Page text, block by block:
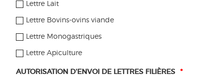
VISITER
Site animé par
Lettre Lait
Lettre Bovins-ovins viande
Lettre Monogastriques
Lettre Apiculture
AUTORISATION D'ENVOI DE LETTRES FILIÈRES *